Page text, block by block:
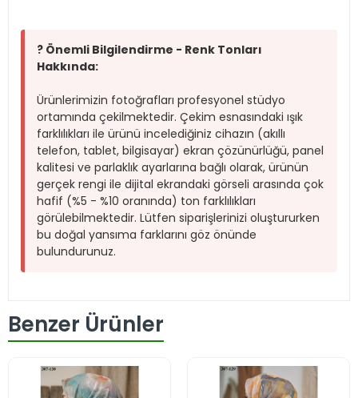
? Önemli Bilgilendirme - Renk Tonları
Hakkında:
Ürünlerimizin fotoğrafları profesyonel stüdyo
ortamında çekilmektedir. Çekim esnasındaki ışık
farklılıkları ile ürünü incelediğiniz cihazın (akıllı
telefon, tablet, bilgisayar) ekran çözünürlüğü, panel
kalitesi ve parlaklık ayarlarına bağlı olarak, ürünün
gerçek rengi ile dijital ekrandaki görseli arasında çok
hafif (%5 - %10 oranında) ton farklılıkları
görülebilmektedir. Lütfen siparişlerinizi oluştururken
bu doğal yansıma farklarını göz önünde
bulundurunuz.
Benzer Ürünler